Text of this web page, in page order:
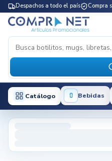
Despachos a todo el país Compra
Catálogo Bebidas